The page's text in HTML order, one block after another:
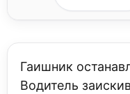
Гаишник
Водитель